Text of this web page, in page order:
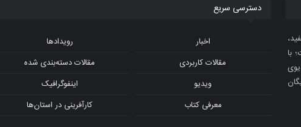
با
و ویدیوی
دسترسی سریع
اخبار
رویدادها
مقالات کاربردی
مقالات دسته‌بندی شده
ویدیو
اینفوگرافیک
معرفی کتاب
کارآفرینی در استان‌ها